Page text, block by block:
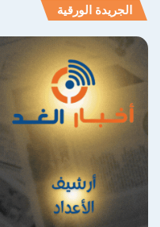
الجريدة الورقية